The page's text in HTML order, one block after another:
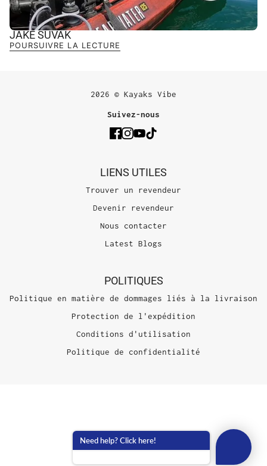
JAKE SUVAK
POURSUIVRE LA LECTURE
2026 © Kayaks Vibe
Suivez-nous
LIENS UTILES
Trouver un revendeur
Devenir revendeur
Nous contacter
Latest Blogs
POLITIQUES
Politique en matière de dommages liés à la livraison
Protection de l'expédition
Conditions d'utilisation
Politique de confidentialité
Need help? Click here!